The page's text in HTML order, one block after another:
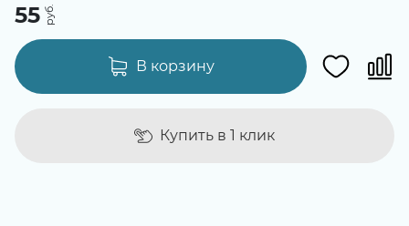
55
В корзину
Купить в 1 клик